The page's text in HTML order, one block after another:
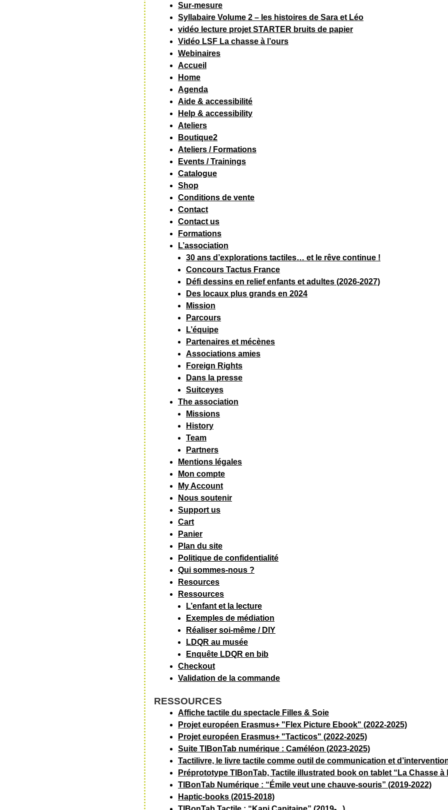
Sur-mesure
Syllabaire Volume 2 – les histoires de Sara et Léo
vidéo lecture projet STARTER bruits de papier
Vidéo LSF La chasse à l’ours
Webinaires
Accueil
Home
Agenda
Aide & accessibilité
Help & accessibility
Ateliers
Boutique2
Ateliers / Formations
Events / Trainings
Catalogue
Shop
Conditions de vente
Contact
Contact us
Formations
L’association
30 ans d’explorations tactiles… et le rêve continue !
Concours Tactus France
Défi dessins en relief enfants et adultes (2026-2027)
Des locaux plus grands en 2024
Mission
Parcours
L’équipe
Partenaires et mécènes
Associations amies
Foreign Rights
Dans la presse
Suitceyes
The association
Missions
History
Team
Partners
Mentions légales
Mon compte
My Account
Nous soutenir
Support us
Cart
Panier
Plan du site
Politique de confidentialité
Qui sommes-nous ?
Resources
Ressources
L’enfant et la lecture
Exemples de médiation
Réaliser soi-même / DIY
LDQR au musée
Enquête LDQR en bib
Checkout
Validation de la commande
RESSOURCES
Affiche tactile du spectacle Filles & Soie
Projet européen Erasmus+ "Flex Picture Ebook" (2022-2025)
Projet européen Erasmus+ "Tacticos" (2022-2025)
Suite TIBonTab numérique : Caméléon (2023-2025)
Tactilivre, le livre tactile comme outil de communication et
Préprototype TIBonTab, Tactile illustrated book on tablet “La Chasse à
TIBonTab Numérique : “Émile veut une chauve-souris” (2019-2022)
Haptic-books (2015-2018)